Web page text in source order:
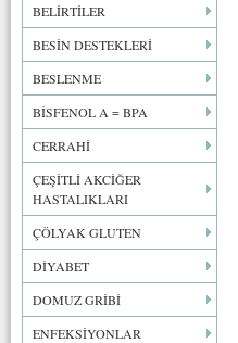
BELİRTİLER
BESİN DESTEKLERİ
BESLENME
BİSFENOL A = BPA
CERRAHİ
ÇEŞİTLİ AKCİĞER
HASTALIKLARI
ÇÖLYAK GLUTEN
DİYABET
DOMUZ GRİBİ
ENFEKSİYONLAR